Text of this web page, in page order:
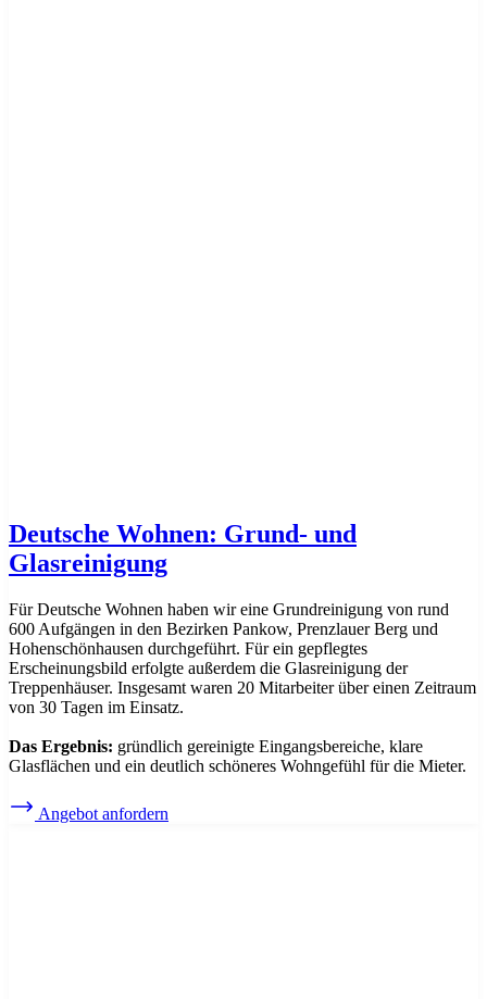
Deutsche Wohnen: Grund- und
Glasreinigung
Für Deutsche Wohnen haben wir eine Grundreinigung von rund
600 Aufgängen in den Bezirken Pankow, Prenzlauer Berg und
Hohenschönhausen durchgeführt. Für ein gepflegtes
Erscheinungsbild erfolgte außerdem die Glasreinigung der
Treppenhäuser. Insgesamt waren 20 Mitarbeiter über einen Zeitraum
von 30 Tagen im Einsatz.
Das Ergebnis: gründlich gereinigte Eingangsbereiche, klare
Glasflächen und ein deutlich schöneres Wohngefühl für die Mieter.
Angebot anfordern